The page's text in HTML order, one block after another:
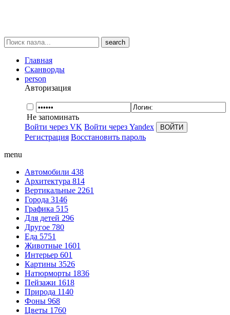
search
Главная
Сканворды
person
Авторизация
Не запоминать
Войти через VK Войти через Yandex
Регистрация Восстановить пароль
menu
Автомобили 438
Архитектура 814
Вертикальные 2261
Города 3146
Графика 515
Для детей 296
Другое 780
Еда 5751
Животные 1601
Интерьер 601
Картины 3526
Натюрморты 1836
Пейзажи 1618
Природа 1140
Фоны 968
Цветы 1760